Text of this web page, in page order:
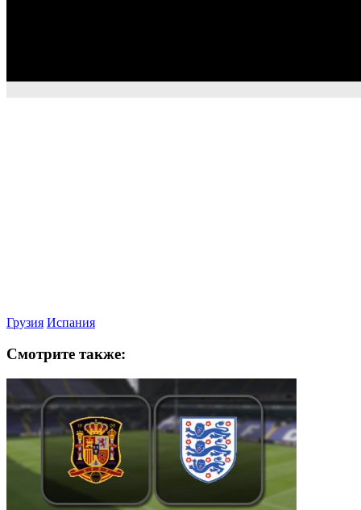
Грузия Испания
Смотрите также: